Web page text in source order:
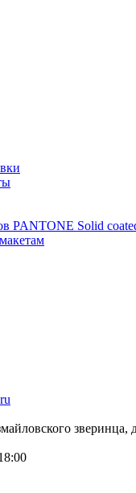
PANTONE Solid
зверинца,